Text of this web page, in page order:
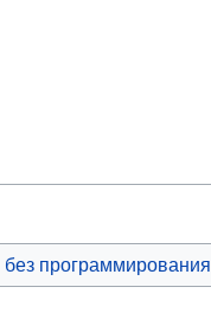
программирования